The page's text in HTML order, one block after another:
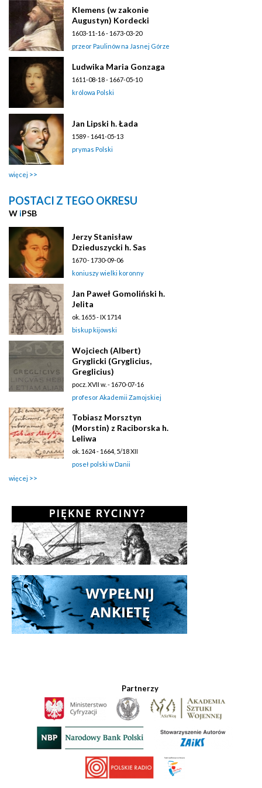
Klemens (w zakonie
Augustyn) Kordecki
1603-11-16 - 1673-03-20
przeor Paulinów na Jasnej Górze
Ludwika Maria Gonzaga
1611-08-18 - 1667-05-10
królowa Polski
Jan Lipski h. Łada
1589 - 1641-05-13
prymas Polski
więcej
POSTACI Z TEGO OKRESU
W iPSB
Jerzy Stanisław
Dzieduszycki h. Sas
1670 - 1730-09-06
koniuszy wielki koronny
Jan Paweł Gomoliński h.
Jelita
ok. 1655 - IX 1714
biskup kijowski
Wojciech (Albert)
Gryglicki (Gryglicius,
Greglicius)
pocz. XVII w. - 1670-07-16
profesor Akademii Zamojskiej
Tobiasz Morsztyn
(Morstin) z Raciborska h.
Leliwa
ok. 1624 - 1664, 5/18 XII
poseł polski w Danii
więcej
Partnerzy